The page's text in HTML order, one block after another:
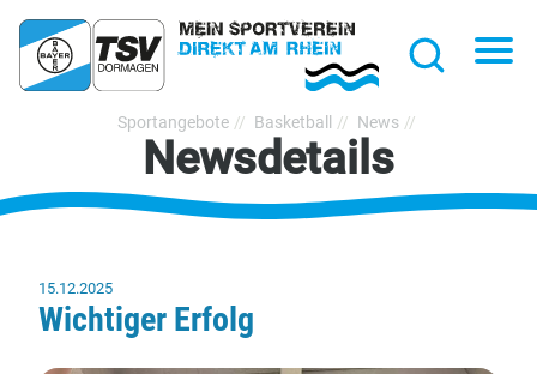
TSV
Bayer
Dormagen
1920
Sportangebote Basketball News
Newsdetails
15.12.2025
Wichtiger Erfolg